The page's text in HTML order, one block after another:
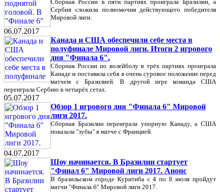
Сборная России в пяти партиях проиграла Бразилии, а
Сербия сложила полномочия действующего победителя
Мировой лиги.
06.07.2017
Канада и США обеспечили себе места в
полуфинале Мировой лиги. Итоги 2 игрового
дня "Финала 6".
Сборная России по волейболу в трёх партиях проиграла
Канаде и поставила себя в очень суровое положение перед
матчем с Бразилией. В другой игре команда США
переиграла Сербию в четырёх сетах.
05.07.2017
Обзор 1 игрового дня "Финала 6" Мировой
лиги 2017.
Сборная Бразилии переиграла упорную Канаду, а США
показала "зубы" в матче с Францией.
04.07.2017
Шоу начинается. В Бразилии стартует
"Финал 6" Мировой лиги 2017. Анонс
В бразильском городе Куритиба с 4 по 8 июля пройдут
матчи "Финала 6" Мировой лиги 2017.